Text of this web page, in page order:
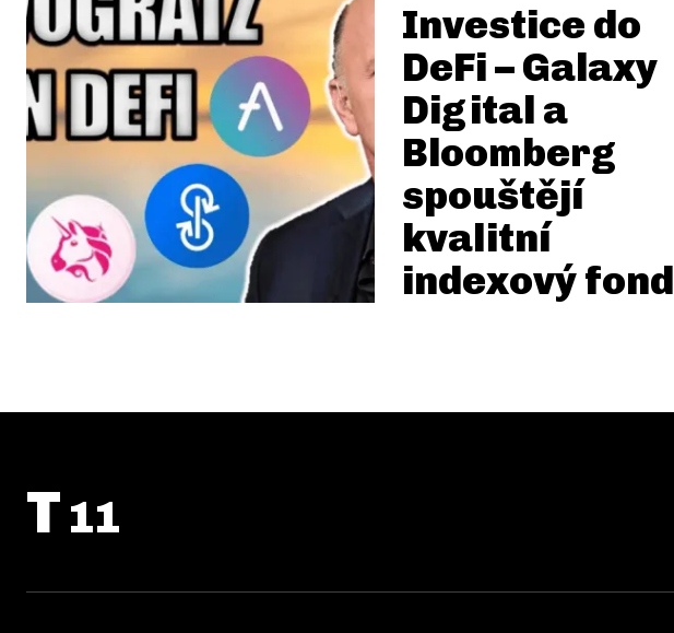
Investice do
DeFi – Galaxy
Digital a
Bloomberg
spouštějí
kvalitní
indexový fond
T 11